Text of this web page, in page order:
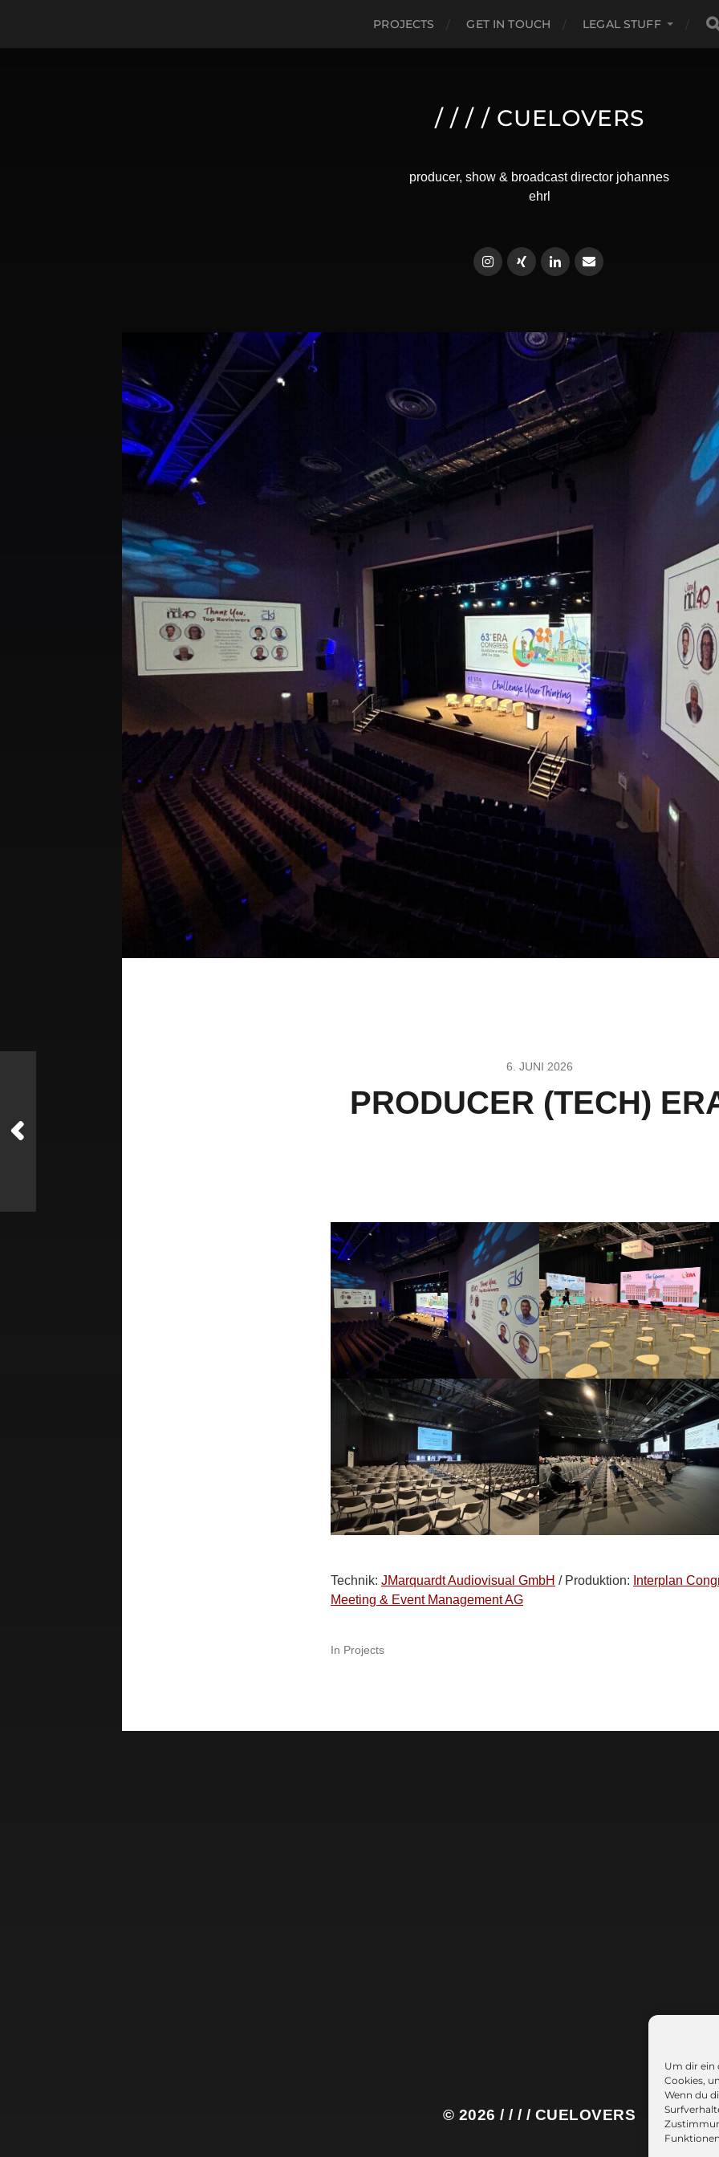
Um dir ein
Cookies,
Wenn du
PROJECTS GET IN TOUCH LEGAL STUFF
/ / / / CUELOVERS
producer, show & broadcast director johannes
ehrl
6. JUNI 2026
PRODUCER (TECH)
Technik: JMarquardt Audiovisual GmbH / Produktion: Interplan
Meeting & Event Management AG
In Projects
© 2026/ / / / CUELOVERS